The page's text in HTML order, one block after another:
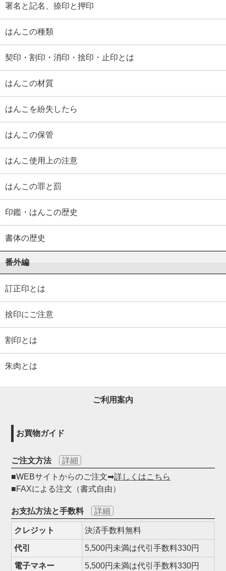
署名と記名、捺印と押印
はんこの種類
契印・割印・消印・捨印・止印とは
はんこの材質
はんこを紛失したら
はんこの保管
はんこ使用上の注意
はんこの罪と罰
印鑑・はんこの歴史
書体の歴史
番外編
訂正印とは
捨印にご注意
割印とは
朱肉とは
ご利用案内
お買物ガイド
ご注文方法
詳細
■WEBサイトからのご注文➡詳しくはこちら
■FAXによる注文（書式自由）
お支払方法と手数料 詳細
クレジット 決済手数料無料
代引 5,500円未満は代引手数料330円
電子マネー 5,500円未満は代引手数料330円